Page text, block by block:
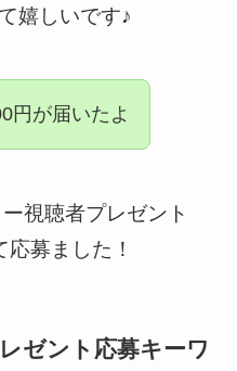
嬉しいです♪
円が届いたよ
視聴者プレゼント
募ました！
ゼント応募キーワ